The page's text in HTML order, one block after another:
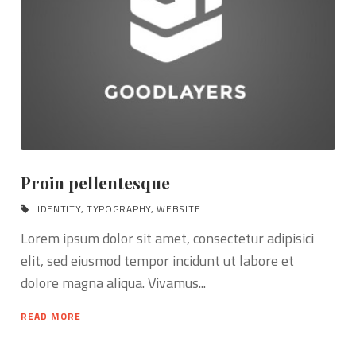
Proin pellentesque
IDENTITY, TYPOGRAPHY, WEBSITE
Lorem ipsum dolor sit amet, consectetur adipisici
elit, sed eiusmod tempor incidunt ut labore et
dolore magna aliqua. Vivamus...
READ MORE